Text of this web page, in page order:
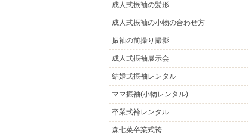
成人式振袖の髪形
成人式振袖の小物の合わせ方
振袖の前撮り撮影
成人式振袖展示会
結婚式振袖レンタル
ママ振袖(小物レンタル)
卒業式袴レンタル
森七菜卒業式袴